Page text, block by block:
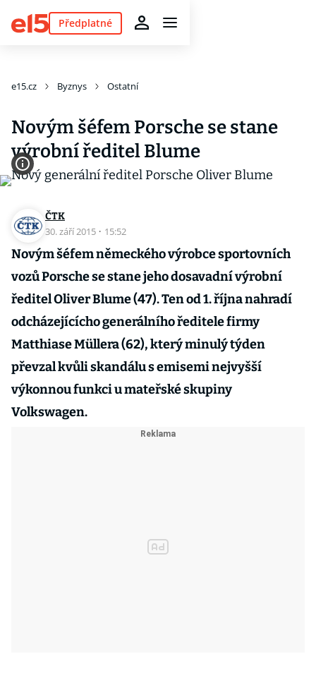
Předplatné
e15.cz Byznys Ostatní
Novým šéfem Porsche se stane
výrobní ředitel Blume
ČTK
30. září 2015 · 15:52
Novým šéfem německého výrobce sportovních
vozů Porsche se stane jeho dosavadní výrobní
ředitel Oliver Blume (47). Ten od 1. října nahradí
odcházejícícho generálního ředitele firmy
Matthiase Müllera (62), který minulý týden
převzal kvůli skandálu s emisemi nejvyšší
výkonnou funkci u mateřské skupiny
Volkswagen.